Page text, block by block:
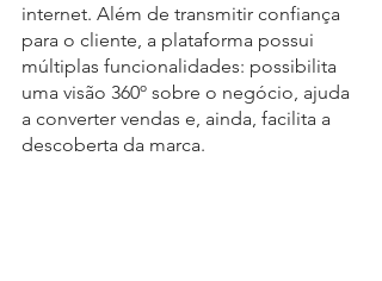
internet. Além de transmitir confiança
para o cliente, a plataforma possui
múltiplas funcionalidades: possibilita
uma visão 360º sobre o negócio, ajuda
a converter vendas e, ainda, facilita a
descoberta da marca.